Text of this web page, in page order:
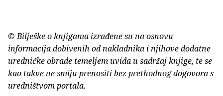
© Bilješke o knjigama izrađene su na osnovu
informacija dobivenih od nakladnika i njihove dodatne
uredničke obrade temeljem uvida u sadržaj knjige, te se
kao takve ne smiju prenositi bez prethodnog dogovora s
uredništvom portala.